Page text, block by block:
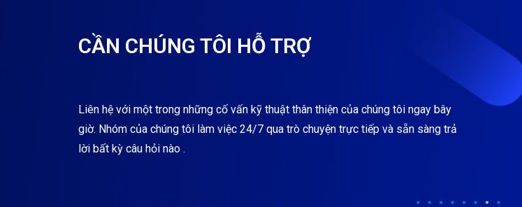
CẦN CHÚNG TÔI HỖ TRỢ
Liên hệ với một trong những cố vấn kỹ thuật thân thiện của chúng tôi ngay bây
giờ. Nhóm của chúng tôi làm việc 24/7 qua trò chuyện trực tiếp và sẵn sàng trả
lời bất kỳ câu hỏi nào .